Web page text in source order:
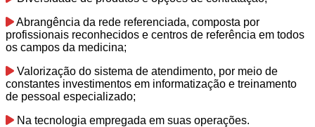
Abrangência da rede referenciada, composta por
profissionais reconhecidos e centros de referência em todos
os campos da medicina;
Valorização do sistema de atendimento, por meio de
constantes investimentos em informatização e treinamento
de pessoal especializado;
Na tecnologia empregada em suas operações.